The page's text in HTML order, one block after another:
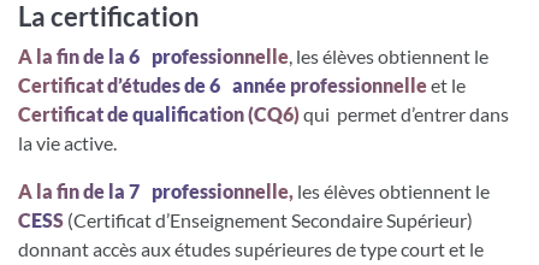
La certification
A la fin de la 6 professionnelle, les élèves obtiennent le
Certificat d’études de 6 année professionnelleet le
Certificat de qualification (CQ6) qui permet d’entrer dans
la vie active.
A la fin de la 7 professionnelle, les élèves obtiennent le
CESS (Certificat d’Enseignement Secondaire Supérieur)
donnant accès aux études supérieures de type court et le